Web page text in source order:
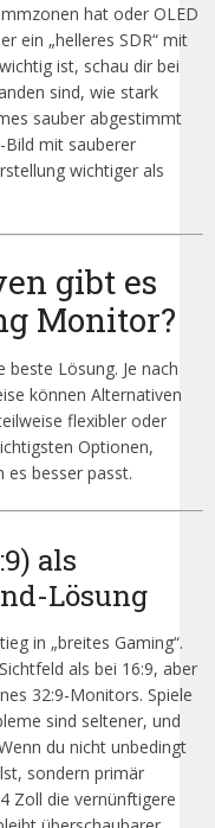
hat oder OLED
ein „helleres SDR“ mit
ist, schau dir bei
sind, wie stark
sauber abgestimmt
Bild mit sauberer
wichtiger als
gibt es
Monitor?
Lösung. Je nach
können Alternativen
flexibler oder
Optionen,
besser passt.
als
Lösung
in „breites Gaming“.
als bei 16:9, aber
32:9-Monitors. Spiele
sind seltener, und
du nicht unbedingt
sondern primär
Zoll die vernünftigere